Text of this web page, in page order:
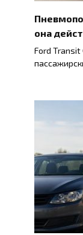
она
Ford Transit